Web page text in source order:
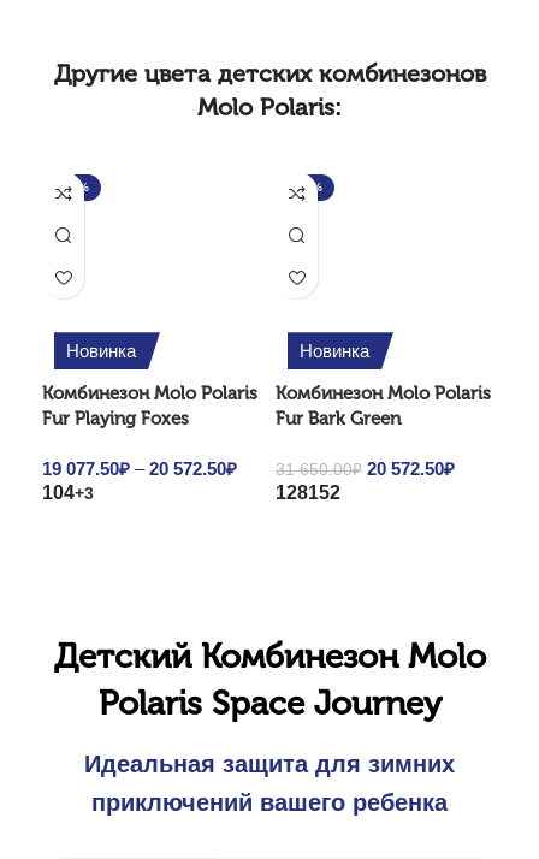
Другие цвета детских комбинезонов
Molo Polaris:
Новинка
-35%
Комбинезон Molo Polaris
Fur Playing Foxes
19 077.50₽ – 20 572.50₽ Price
range:
104+3
Новинка
-35%
Комбинезон Molo Polaris
Fur Bark Green
31 650.00₽ Original price
20 572.50₽
128152
Детский Комбинезон Molo
Polaris Space Journey
Идеальная защита для зимних
приключений вашего ребенка